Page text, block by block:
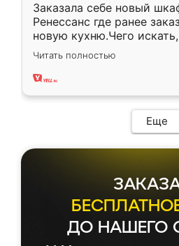
Заказала себе новый
Ренессанс где ранее
новую кухню.Чего
вполне довольна. Служит
два года, нареканий нет.
Читать полностью
Еще
ДО НАШЕГО